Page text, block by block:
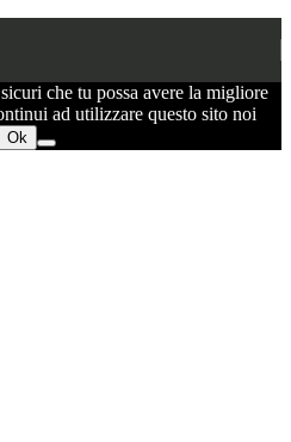
che tu possa avere la migliore
ad utilizzare questo sito noi
Ok